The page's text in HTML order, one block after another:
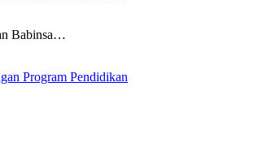
Babinsa…
Program Pendidikan